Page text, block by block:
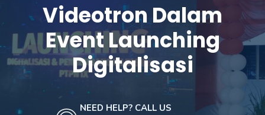
Videotron Dalam
Event Launching
Digitalisasi
NEED HELP? CALL US